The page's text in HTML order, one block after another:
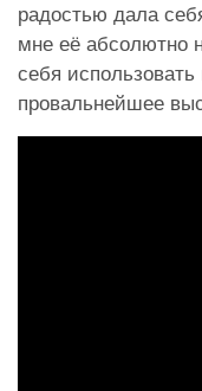
радостью дала
мне её абсолютно
себя
провальнейшее